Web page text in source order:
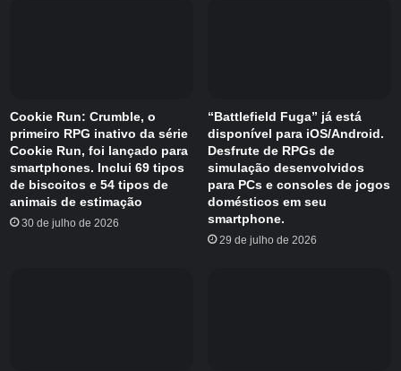
Negociação
Agora, vamos ao mais interessante: trocar
seus animais de estimação indesejados. Isso é
um pouco mais complicado, então vamos
Cookie Run: Crumble, o
primeiro RPG inativo da série
Cookie Run, foi lançado para
smartphones. Inclui 69 tipos
de biscoitos e 54 tipos de
animais de estimação
30 de julho de 2026
“Battlefield Fuga” já está
disponível para iOS/Android.
Desfrute de RPGs de
simulação desenvolvidos
para PCs e consoles de jogos
domésticos em seu
smartphone.
29 de julho de 2026